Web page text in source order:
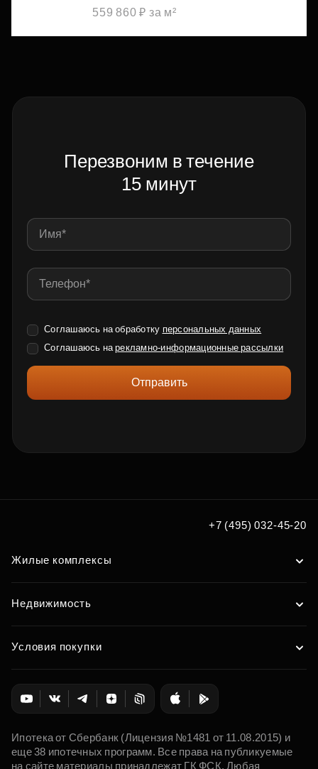
559 860 ₽ за м²
Перезвоним в течение
15 минут
Соглашаюсь на обработку персональных данных
Соглашаюсь нарекламно-информационные рассылки
Отправить
+7 (495) 032-45-20
Жилые комплексы
Недвижимость
Условия покупки
Ипотека от Сбербанк (Лицензия №1481 от 11.08.2015) и
еще 38 ипотечных программ. Все права на публикуемые
на сайте материалы принадлежат ГК ФСК. Любая